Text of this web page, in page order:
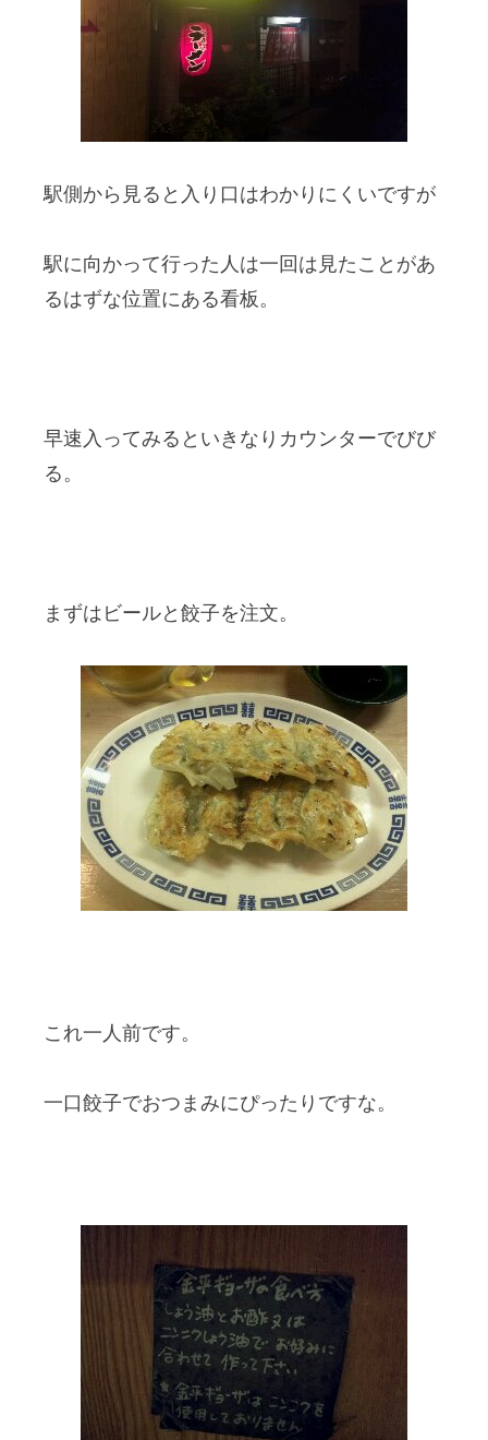
駅側から見ると入り口はわかりにくいですが
駅に向かって行った人は一回は見たことがあ
るはずな位置にある看板。
早速入ってみるといきなりカウンターでびび
る。
まずはビールと餃子を注文。
これ一人前です。
一口餃子でおつまみにぴったりですな。